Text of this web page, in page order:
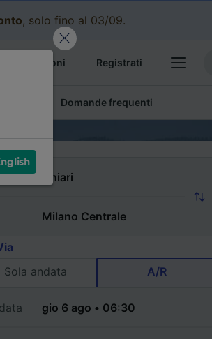
, solo fino al 03/09.
prenotazioni Registrati
Domande frequenti
Sola andata
A/R